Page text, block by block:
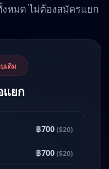
หมด ไม่ต้องสมัครแยก
เดิม
แยก
฿700 ($20)
฿700 ($20)